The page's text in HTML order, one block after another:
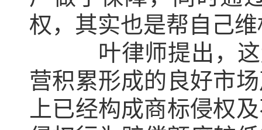
权，其实也是帮自己
叶律师提出，这起
营积累形成的良好市
上已经构成商标侵权